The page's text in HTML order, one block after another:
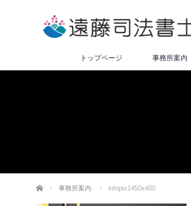
トップページ 事務所案内
ホーム 事務所案内 infopix1450x400